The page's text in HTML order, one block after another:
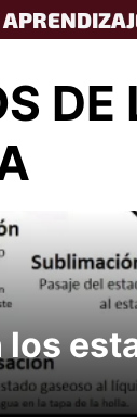
DE
los